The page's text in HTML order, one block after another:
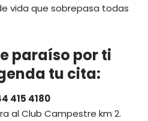
vida que sobrepasa todas
paraíso por ti
tu cita:
415 4180
al Club Campestre km 2.